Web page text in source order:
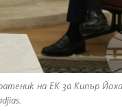
на ЕК за Кипър